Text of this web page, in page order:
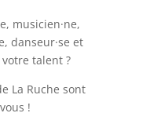
musicien·ne,
danseur·se et
talent ?
La Ruche sont
!